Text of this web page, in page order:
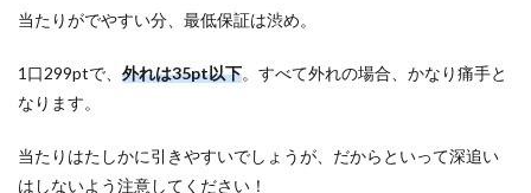
当たりがでやすい分、最低保証は渋め。
1口299ptで、 外れは35pt以下。すべて外れの場合、かなり痛手と
なります。
当たりはたしかに引きやすいでしょうが、だからといって深追い
はしないよう注意してください！